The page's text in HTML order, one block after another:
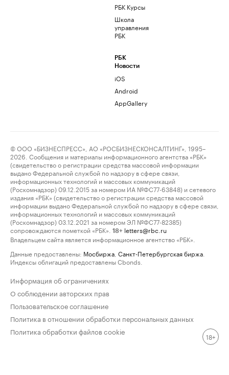
РБК Курсы
Школа
управления
РБК
РБК
Новости
iOS
Android
AppGallery
© ООО «БИЗНЕСПРЕСС», АО «РОСБИЗНЕСКОНСАЛТИНГ», 1995–
2026. Сообщения и материалы информационного агентства «РБК»
(свидетельство о регистрации средства массовой информации
выдано Федеральной службой по надзору в сфере связи,
информационных технологий и массовых коммуникаций
(Роскомнадзор) 09.12.2015 за номером ИА №ФС77-63848) и сетевого
издания «РБК» (свидетельство о регистрации средства массовой
информации выдано Федеральной службой по надзору в сфере связи,
информационных технологий и массовых коммуникаций
(Роскомнадзор) 03.12.2021 за номером ЭЛ №ФС77-82385)
сопровождаются пометкой «РБК».
18+ letters@rbc.ru
Владельцем сайта является информационное агентство «РБК».
Данные предоставлены: Мосбиржа Санкт-Петербургская биржа
Индексы облигаций предоставлены Cbonds.
Информация об ограничениях
О соблюдении авторских прав
Пользовательское соглашение
Политика в отношении обработки персональных данных
Политика обработки файлов cookie
18+